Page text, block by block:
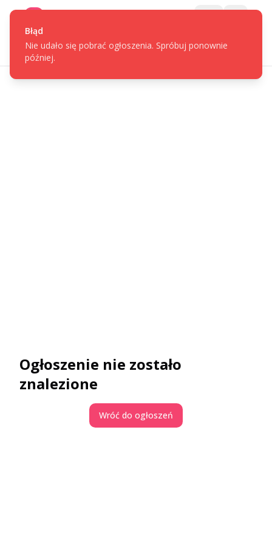
Ogłoszenie nie zostało
znalezione
Wróć do ogłoszeń
Błąd
Nie udało się pobrać ogłoszenia. Spróbuj ponownie
później.